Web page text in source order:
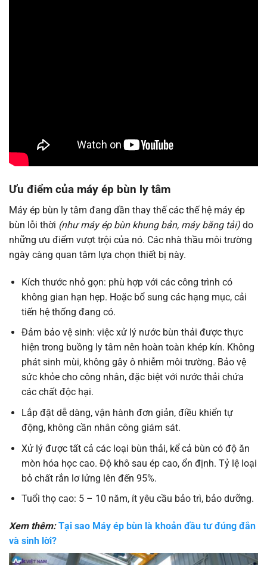
Ưu điểm của máy ép bùn ly tâm
Máy ép bùn ly tâm đang dần thay thế các thế hệ máy ép
bùn lỗi thời (như máy ép bùn khung bản, máy băng tải) do
những ưu điểm vượt trội của nó. Các nhà thầu môi trường
ngày càng quan tâm lựa chọn thiết bị này.
Kích thước nhỏ gọn: phù hợp với các công trình có
không gian hạn hẹp. Hoặc bổ sung các hạng mục, cải
tiến hệ thống đang có.
Đảm bảo vệ sinh: việc xử lý nước bùn thải được thực
hiện trong buồng ly tâm nên hoàn toàn khép kín. Không
phát sinh mùi, không gây ô nhiễm môi trường. Bảo vệ
sức khỏe cho công nhân, đặc biệt với nước thải chứa
các chất độc hại.
Lắp đặt dễ dàng, vận hành đơn giản, điều khiển tự
động, không cần nhân công giám sát.
Xử lý được tất cả các loại bùn thải, kể cả bùn có độ ăn
mòn hóa học cao. Độ khô sau ép cao, ổn định. Tỷ lệ loại
bỏ chất rắn lơ lửng lên đến 95%.
Tuổi thọ cao: 5 – 10 năm, ít yêu cầu bảo trì, bảo dưỡng.
Xem thêm: Tại sao Máy ép bùn là khoản đầu tư đúng đắn
và sinh lời?